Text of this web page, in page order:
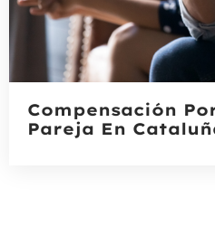
Compensación
Pareja En